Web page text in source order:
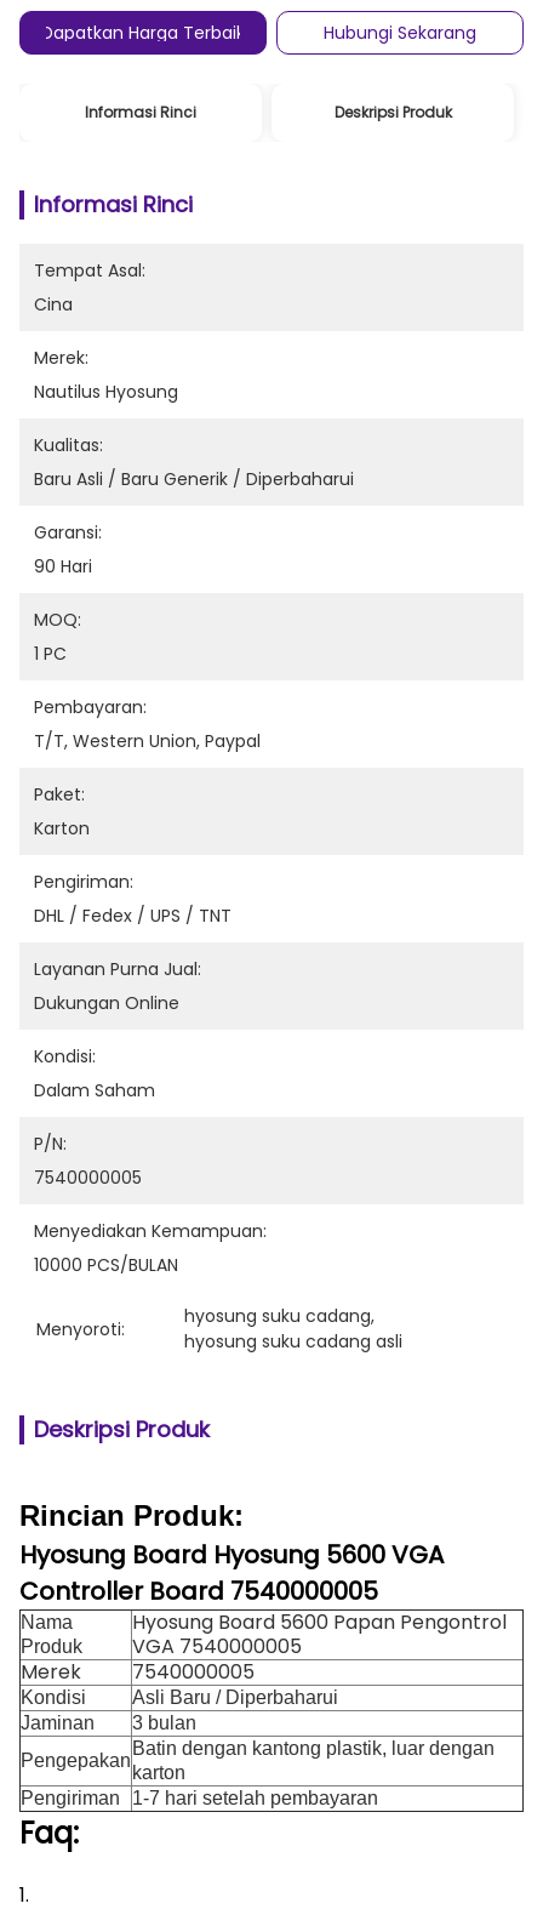
Dapatkan Harga Terbaik Hubungi Sekarang
Informasi Rinci Deskripsi Produk
Informasi Rinci
Tempat Asal:
Cina
Merek:
Nautilus Hyosung
Kualitas:
Baru Asli / Baru Generik / Diperbaharui
Garansi:
90 Hari
MOQ:
1 PC
Pembayaran:
T/T, Western Union, Paypal
Paket:
Karton
Pengiriman:
DHL / Fedex / UPS / TNT
Layanan Purna Jual:
Dukungan Online
Kondisi:
Dalam Saham
P/N:
7540000005
Menyediakan Kemampuan:
10000 PCS/BULAN
Menyoroti:
hyosung suku cadang,
hyosung suku cadang asli
Deskripsi Produk
Rincian Produk:
Hyosung Board Hyosung 5600 VGA
Controller Board 7540000005
Nama
Produk
Hyosung Board 5600 Papan Pengontrol
VGA 7540000005
Merek
7540000005
Kondisi
Asli Baru / Diperbaharui
Jaminan
3 bulan
Pengepakan
Batin dengan kantong plastik, luar dengan
karton
Pengiriman
1-7 hari setelah pembayaran
Faq:
1.